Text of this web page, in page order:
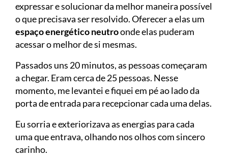
expressar e solucionar da melhor maneira possível
o que precisava ser resolvido. Oferecer a elas um
espaço energético neutroonde elas puderam
acessar o melhor de si mesmas.
Passados uns 20 minutos, as pessoas começaram
a chegar. Eram cerca de 25 pessoas. Nesse
momento, me levantei e fiquei em pé ao lado da
porta de entrada para recepcionar cada uma delas.
Eu sorria e exteriorizava as energias para cada
uma que entrava, olhando nos olhos com sincero
carinho.